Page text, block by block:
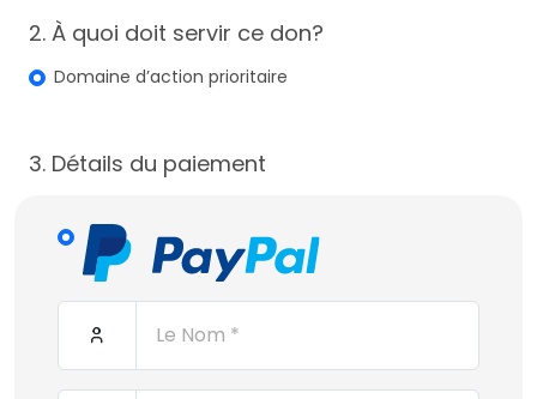
2. À quoi doit servir ce don?
Domaine d’action prioritaire
3. Détails du paiement